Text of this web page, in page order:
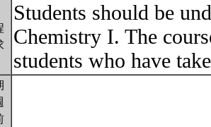
Students should be
Chemistry I. The
students who have